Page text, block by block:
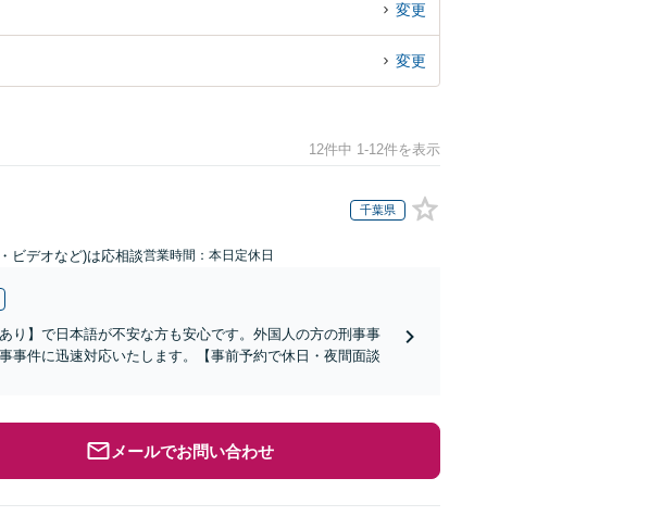
変更
変更
12件中 1-12件を表示
千葉県
ビデオなど)は応相談営業時間：本日定休日
り】で日本語が不安な方も安心です。外国人の方の刑事事
事件に迅速対応いたします。【事前予約で休日・夜間面談
メールでお問い合わせ